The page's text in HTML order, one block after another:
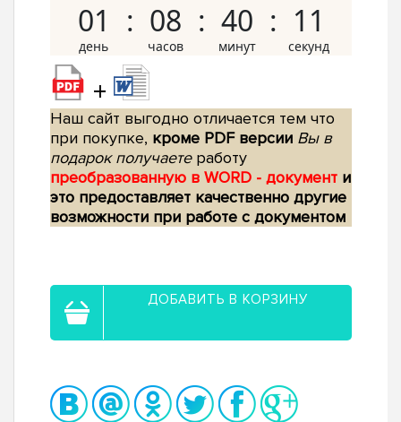
01 08 40 10
+
Наш сайт выгодно отличается тем что
при покупке, кроме PDF версии Вы в
подарок получаетеработу
преобразованную в WORD - документ и
это предоставляет качественно другие
возможности при работе с документом
ДОБАВИТЬ В КОРЗИНУ